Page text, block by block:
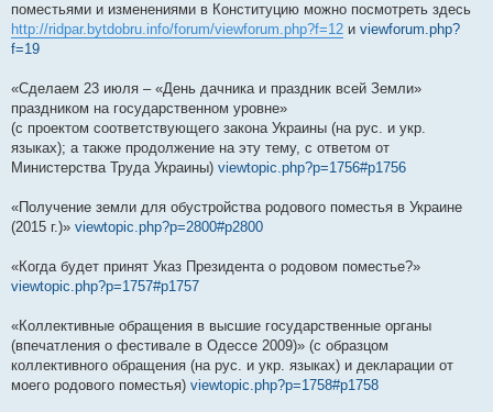
поместьями и изменениями в Конституцию можно посмотреть здесь
http://ridpar.bytdobru.info/forum/viewforum.php?f=12 и viewforum.php?
f=19
«Сделаем 23 июля – «День дачника и праздник всей Земли»
праздником на государственном уровне»
(с проектом соответствующего закона Украины (на рус. и укр.
языках); а также продолжение на эту тему, с ответом от
Министерства Труда Украины) viewtopic.php?p=1756#p1756
«Получение земли для обустройства родового поместья в Украине
(2015 г.)» viewtopic.php?p=2800#p2800
«Когда будет принят Указ Президента о родовом поместье?»
viewtopic.php?p=1757#p1757
«Коллективные обращения в высшие государственные органы
(впечатления о фестивале в Одессе 2009)» (с образцом
коллективного обращения (на рус. и укр. языках) и декларации от
моего родового поместья) viewtopic.php?p=1758#p1758